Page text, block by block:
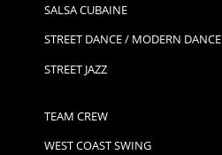
SALSA CUBAINE
STREET DANCE / MODERN DANCE
STREET JAZZ
TEAM CREW
WEST COAST SWING